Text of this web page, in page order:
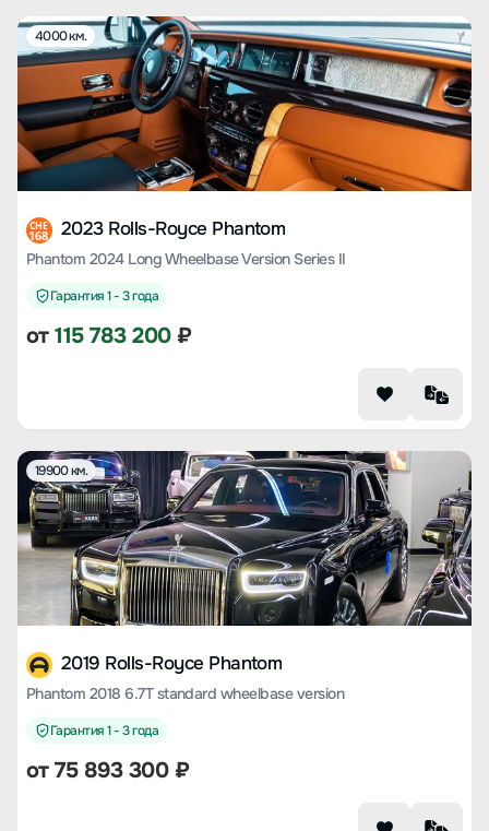
4000 км.
CHE
168 2023 Rolls-Royce Phantom
Phantom 2024 Long Wheelbase Version Series II
Гарантия 1 - 3 года
от115 783 200₽
19900 км.
2019 Rolls-Royce Phantom
Phantom 2018 6.7T standard wheelbase version
Гарантия 1 - 3 года
от75 893 300₽